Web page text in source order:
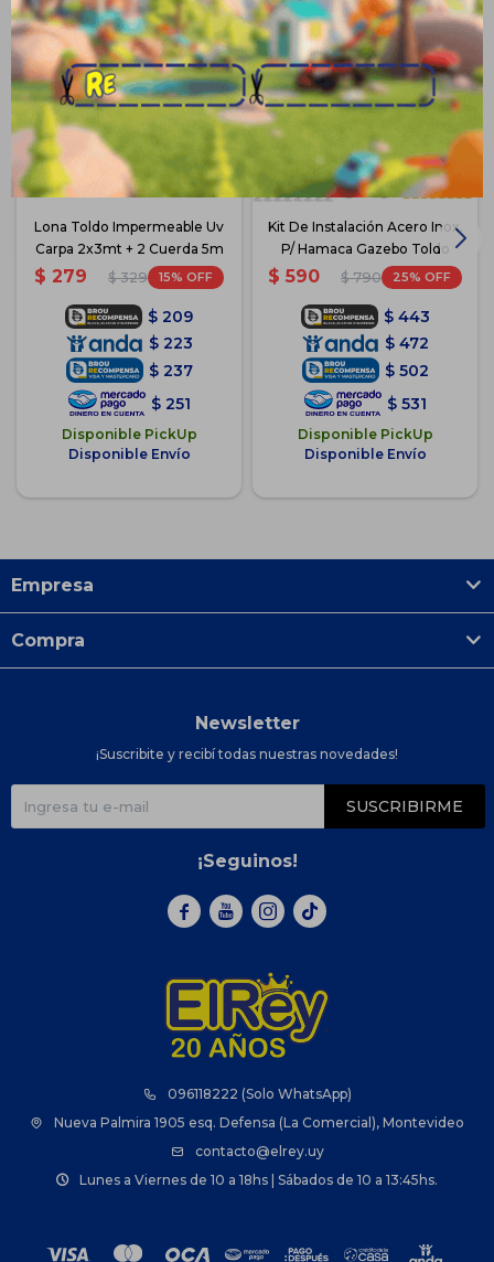
Lona Toldo Impermeable Uv
Carpa 2x3mt + 2 Cuerda 5m
$ 279 $ 329 15
$ 209
$ 223
$ 237
$ 251
Disponible PickUp
Disponible Envío
Kit De Instalación Acero Inox.
P/ Hamaca Gazebo Toldo
$ 590 $ 790 25
$ 443
$ 472
$ 502
$ 531
Disponible PickUp
Disponible Envío
096118222 (Solo WhatsApp)
Nueva Palmira 1905 esq. Defensa (La Comercial), Montevideo
contacto@elrey.uy
Lunes a Viernes de 10 a 18hs | Sábados de 10 a 13:45hs.
Empresa
Compra
Newsletter
¡Suscribite y recibí todas nuestras novedades!
SUSCRIBIRME
¡Seguinos!
  